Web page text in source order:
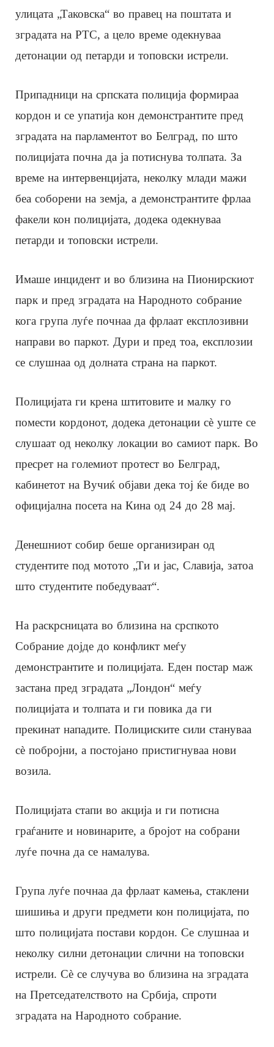
улицата „Таковска“ во правец на поштата и
зградата на РТС, а цело време одекнуваа
детонации од петарди и топовски истрели.
Припадници на српската полиција формираа
кордон и се упатија кон демонстрантите пред
зградата на парламентот во Белград, по што
полицијата почна да ја потиснува толпата. За
време на интервенцијата, неколку млади мажи
беа соборени на земја, а демонстрантите фрлаа
факели кон полицијата, додека одекнуваа
петарди и топовски истрели.
Имаше инцидент и во близина на Пионирскиот
парк и пред зградата на Народното собрание
кога група луѓе почнаа да фрлаат експлозивни
направи во паркот. Дури и пред тоа, експлозии
се слушнаа од долната страна на паркот.
Полицијата ги крена штитовите и малку го
помести кордонот, додека детонации сè уште се
слушаат од неколку локации во самиот парк. Во
пресрет на големиот протест во Белград,
кабинетот на Вучиќ објави дека тој ќе биде во
официјална посета на Кина од 24 до 28 мај.
Денешниот собир беше организиран од
студентите под мотото „Ти и јас, Славија, затоа
што студентите победуваат“.
На раскрсницата во близина на срспкото
Собрание дојде до конфликт меѓу
демонстрантите и полицијата. Еден постар маж
застана пред зградата „Лондон“ меѓу
полицијата и толпата и ги повика да ги
прекинат нападите. Полициските сили стануваа
сè побројни, а постојано пристигнуваа нови
возила.
Полицијата стапи во акција и ги потисна
граѓаните и новинарите, а бројот на собрани
луѓе почна да се намалува.
Група луѓе почнаа да фрлаат камења, стаклени
шишиња и други предмети кон полицијата, по
што полицијата постави кордон. Се слушнаа и
неколку силни детонации слични на топовски
истрели. Сè се случува во близина на зградата
на Претседателството на Србија, спроти
зградата на Народното собрание.